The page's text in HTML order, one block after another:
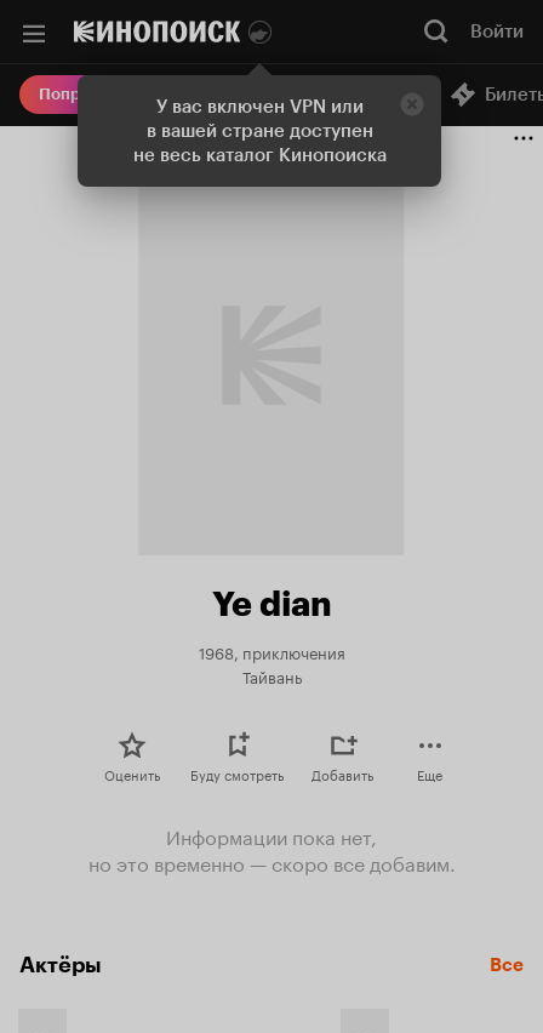
У вас включен VPN или
в вашей стране доступен
не весь каталог Кинопоиска
Войти
Попробовать Плюс Онлайн-кинотеатр
Ye dian
1968, приключения
Тайвань
Оценить Буду смотреть Добавить Еще
Информации пока нет,
но это временно — скоро все добавим.
Актёры Все